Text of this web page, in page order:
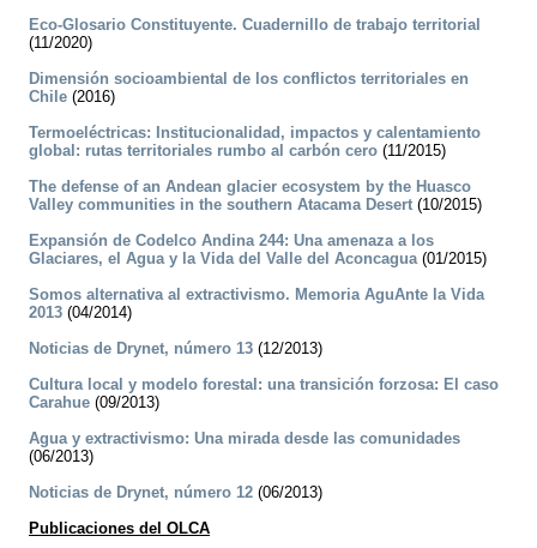
Eco-Glosario Constituyente. Cuadernillo de trabajo territorial
(11/2020)
Dimensión socioambiental de los conflictos territoriales en
Chile (2016)
Termoeléctricas: Institucionalidad, impactos y calentamiento
global: rutas territoriales rumbo al carbón cero (11/2015)
The defense of an Andean glacier ecosystem by the Huasco
Valley communities in the southern Atacama Desert (10/2015)
Expansión de Codelco Andina 244: Una amenaza a los
Glaciares, el Agua y la Vida del Valle del Aconcagua(01/2015)
Somos alternativa al extractivismo. Memoria AguAnte la Vida
2013 (04/2014)
Noticias de Drynet, número 13 (12/2013)
Cultura local y modelo forestal: una transición forzosa: El caso
Carahue (09/2013)
Agua y extractivismo: Una mirada desde las comunidades
(06/2013)
Noticias de Drynet, número 12 (06/2013)
Publicaciones del OLCA